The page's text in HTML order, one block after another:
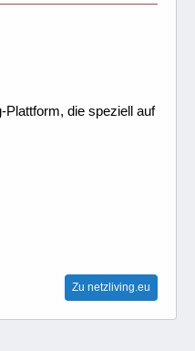
Plattform, die speziell auf
Zu netzliving.eu